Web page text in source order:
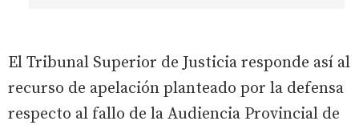
El Tribunal Superior de Justicia responde así al
recurso de apelación planteado por la defensa
respecto al fallo de la Audiencia Provincial de